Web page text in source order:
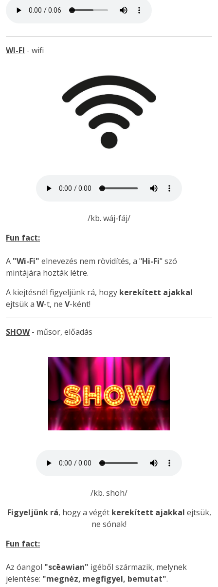
WI-FI - wifi
/kb. wáj-fáj/
Fun fact:
A "Wi-Fi" elnevezés nem rövidítés, a "Hi-Fi" szó
mintájára hozták létre.
A kiejtésnél figyeljünk rá, hogy kerekített ajakkal
ejtsük a W-t, ne V-ként!
SHOW - műsor, előadás
/kb. shoh/
Figyeljünk rá, hogy a végét kerekített ajakkal ejtsük,
ne sónak!
Fun fact:
Az óangol "scēawian" igéből származik, melynek
jelentése: "megnéz, megfigyel, bemutat".